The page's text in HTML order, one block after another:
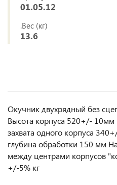
01.05.12
.Вес (кг)
13.6
Окучник двухрядный без
Высота корпуса 520+/-
захвата одного корпуса
глубина обработки 150 мм
между центрами корпусов
+/-5% кг